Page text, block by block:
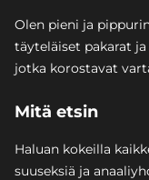
Olen pieni ja
täyteläiset pakarat
jotka korostavat
Mitä etsin
Haluan kokeilla
suuseksiä ja